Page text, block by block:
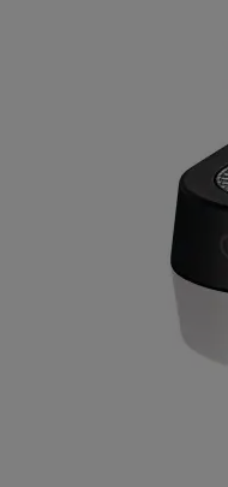
in your
time thanks
water in 25
results in cup